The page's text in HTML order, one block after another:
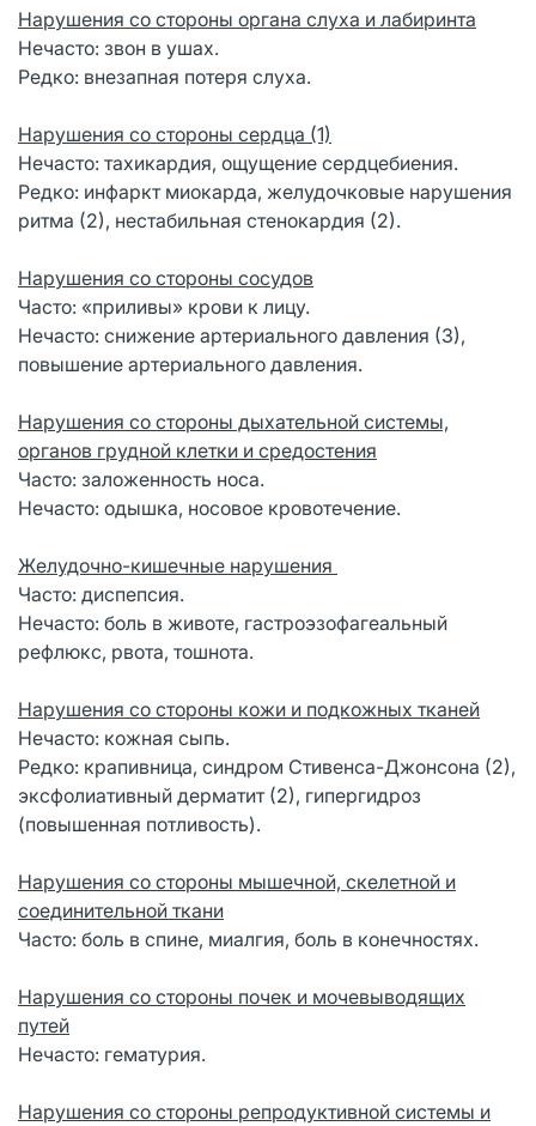
Нарушения со стороны органа слуха и лабиринта
Нечасто: звон в ушах.
Редко: внезапная потеря слуха.
Нарушения со стороны сердца (1)
Нечасто: тахикардия, ощущение сердцебиения.
Редко: инфаркт миокарда, желудочковые нарушения
ритма (2), нестабильная стенокардия (2).
Нарушения со стороны сосудов
Часто: «приливы» крови к лицу.
Нечасто: снижение артериального давления (3),
повышение артериального давления.
Нарушения со стороны дыхательной системы,
органов грудной клетки и средостения
Часто: заложенность носа.
Нечасто: одышка, носовое кровотечение.
Желудочно-кишечные нарушения
Часто: диспепсия.
Нечасто: боль в животе, гастроэзофагеальный
рефлюкс, рвота, тошнота.
Нарушения со стороны кожи и подкожных тканей
Нечасто: кожная сыпь.
Редко: крапивница, синдром Стивенса-Джонсона (2),
эксфолиативный дерматит (2), гипергидроз
(повышенная потливость).
Нарушения со стороны мышечной, скелетной и
соединительной ткани
Часто: боль в спине, миалгия, боль в конечностях.
Нарушения со стороны почек и мочевыводящих
путей
Нечасто: гематурия.
Нарушения со стороны репродуктивной системы и